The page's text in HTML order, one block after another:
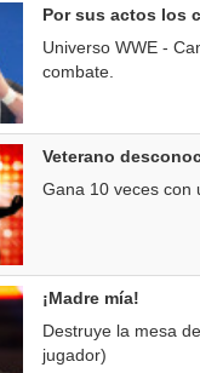
Por sus actos los
Universo WWE -
combate.
Veterano
Gana 10 veces con
¡Madre mía!
Destruye la mesa
jugador)